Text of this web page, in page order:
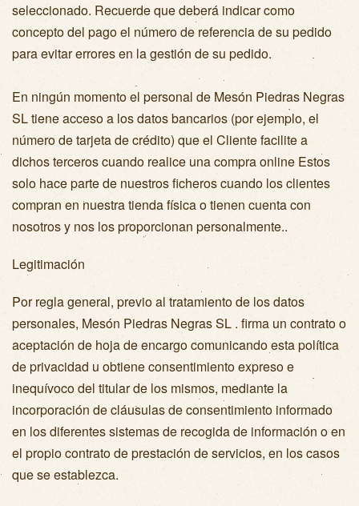
seleccionado. Recuerde que deberá indicar como
concepto del pago el número de referencia de su pedido
para evitar errores en la gestión de su pedido.
En ningún momento el personal de Mesón Piedras Negras
SL tiene acceso a los datos bancarios (por ejemplo, el
número de tarjeta de crédito) que el Cliente facilite a
dichos terceros cuando realice una compra online Estos
solo hace parte de nuestros ficheros cuando los clientes
compran en nuestra tienda física o tienen cuenta con
nosotros y nos los proporcionan personalmente..
Legitimación
Por regla general, previo al tratamiento de los datos
personales, Mesón Piedras Negras SL . firma un contrato o
aceptación de hoja de encargo comunicando esta política
de privacidad u obtiene consentimiento expreso e
inequívoco del titular de los mismos, mediante la
incorporación de cláusulas de consentimiento informado
en los diferentes sistemas de recogida de información o en
el propio contrato de prestación de servicios, en los casos
que se establezca.